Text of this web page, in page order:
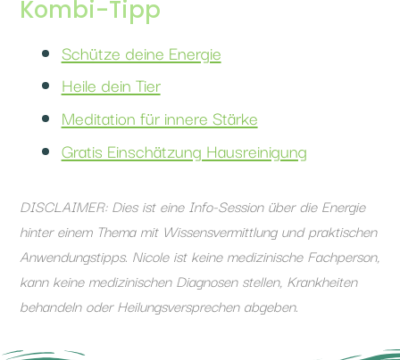
Kombi-Tipp
Schütze deine Energie
Heile dein Tier
Meditation für innere Stärke
Gratis Einschätzung Hausreinigung
DISCLAIMER: Dies ist eine Info-Session über die Energie
hinter einem Thema mit Wissensvermittlung und praktischen
Anwendungstipps. Nicole ist keine medizinische Fachperson,
kann keine medizinischen Diagnosen stellen, Krankheiten
behandeln oder Heilungsversprechen abgeben.